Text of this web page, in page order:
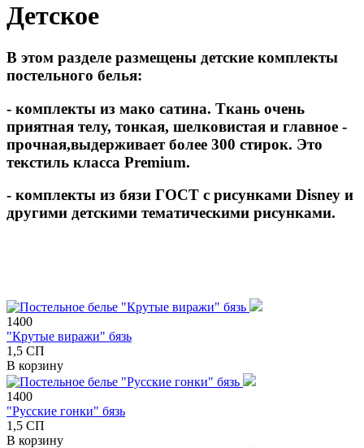
Детское
В этом разделе размещены детские комплекты
постельного белья:
- комплекты из мако сатина. Ткань очень
приятная телу, тонкая, шелковистая и главное -
прочная,выдерживает более 300 стирок. Это
текстиль класса Premium.
- комплекты из бязи ГОСТ с рисунками Disney и
другими детскими тематическими рисунками.
1400
"Крутые виражи" бязь
1,5 СП
В корзину
1400
"Русские гонки" бязь
1,5 СП
В корзину